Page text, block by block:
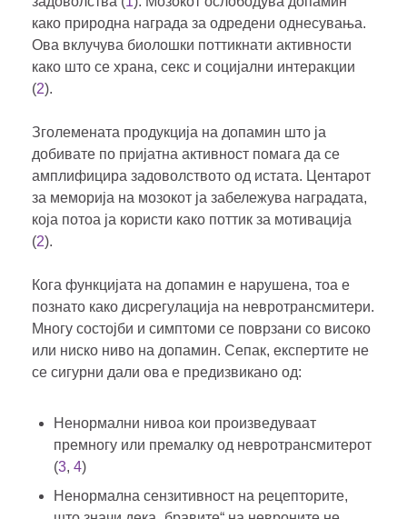
како природна награда за одредени однесувања.
Ова вклучува биолошки поттикнати активности
како што се храна, секс и социјални интеракции
(2).
Зголемената продукција на допамин што ја
добивате по пријатна активност помага да се
амплифицира задоволството од истата. Центарот
за меморија на мозокот ја забележува наградата,
која потоа ја користи како поттик за мотивација
(2).
Кога функцијата на допамин е нарушена, тоа е
познато како дисрегулација на невротрансмитери.
Многу состојби и симптоми се поврзани со високо
или ниско ниво на допамин. Сепак, експертите не
се сигурни дали ова е предизвикано од:
Ненормални нивоа кои произведуваат
премногу или премалку од невротрансмитерот
(3, 4)
Ненормална сензитивност на рецепторите,